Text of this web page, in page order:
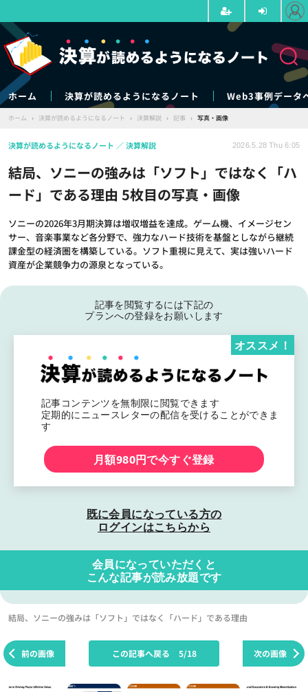
ホーム 決算が読めるようになるノート Web3事例データ
ホーム › 決算が読めるようになるノート › 決算解説 › 記事 › 写真・画像
結局、ソニーの強みは「ソフト」ではなく「ハ
ード」である理由 5枚目の写真・画像
ソニーの2026年3月期決算は増収増益を達成。ゲーム機、イメージセン
サー、音楽事業など各分野で、強力なハード技術を基盤としながら継続
課金型の経済圏を構築している。ソフト重視に見えて、実は強いハード
資産が企業競争力の源泉となっている。
決算が読めるようになるノート 決算解説 2026.5.28 Thu 6:05
記事を閲覧するには下記の
プランへの登録をお願いします
記事コンテンツを無制限に閲覧できます
定期的にニュースレターの配信を受けることができま
す
オススメ！
月額980円で今すぐ登録
既に会員になっている方の
ログインはこちらから
会員になっていただくと
こんな記事が読み放題です
結局、ソニーの強みは「ソフト」ではなく「ハード」である理由
前の画像 次の画像
この記事へ戻る 5/18